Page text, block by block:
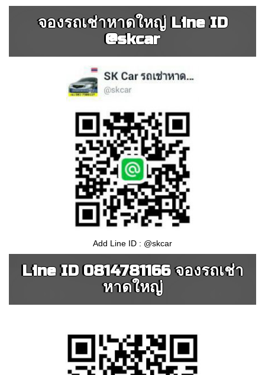
จองรถเช่าหาดใหญ่ Line ID
@skcar
Add Line ID : @skcar
Line ID 0814781166 จองรถเช่า
หาดใหญ่